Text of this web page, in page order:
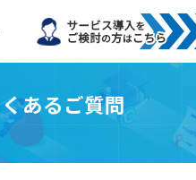
あるご質問